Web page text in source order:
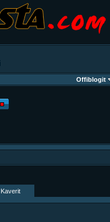
Offiblogit
Kaverit